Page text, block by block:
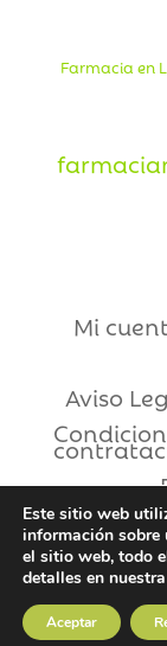
Farmacia en
Mi
Aviso
Este sitio web
información sobre
el sitio web, todo
detalles en nuestra
Aceptar